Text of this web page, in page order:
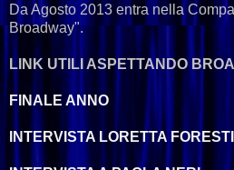
Da Agosto 2013 entra nella
Broadway".
LINK UTILI ASPETTANDO
FINALE ANNO
INTERVISTA LORETTA FORESTI